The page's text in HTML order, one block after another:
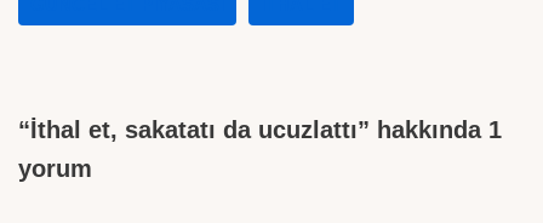
“İthal et, sakatatı da ucuzlattı” hakkında 1
yorum